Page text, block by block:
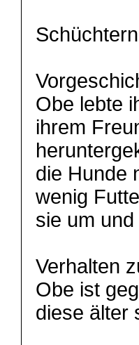
Obe lebte
ihrem
die Hunde
wenig
sie um
Verhalten
Obe ist
diese älter